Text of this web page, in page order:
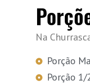
Na
Porção
Porção